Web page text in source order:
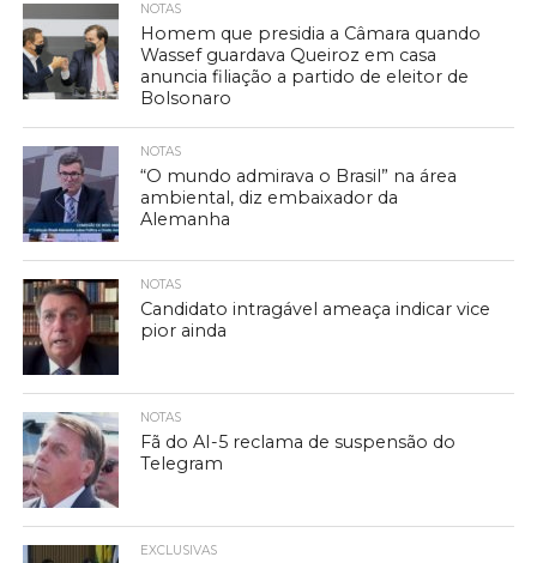
NOTAS
Homem que presidia a Câmara quando
Wassef guardava Queiroz em casa
anuncia filiação a partido de eleitor de
Bolsonaro
NOTAS
“O mundo admirava o Brasil” na área
ambiental, diz embaixador da
Alemanha
NOTAS
Candidato intragável ameaça indicar vice
pior ainda
NOTAS
Fã do AI-5 reclama de suspensão do
Telegram
EXCLUSIVAS